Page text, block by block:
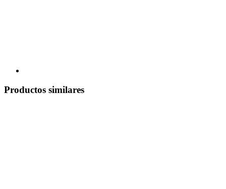
Productos similares